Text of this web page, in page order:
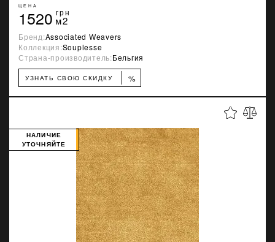
ЦЕНА
1520 грн
м2
Бренд:Associated Weavers
Коллекция:Souplesse
Страна-производитель:Бельгия
УЗНАТЬ СВОЮ СКИДКУ %
НАЛИЧИЕ
УТОЧНЯЙТЕ